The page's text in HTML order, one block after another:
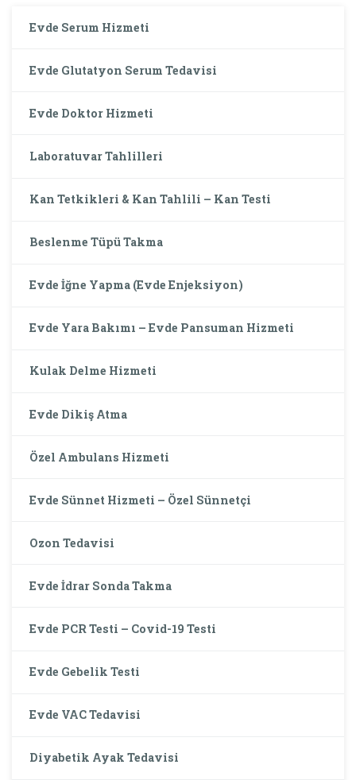
Evde Serum Hizmeti
Evde Glutatyon Serum Tedavisi
Evde Doktor Hizmeti
Laboratuvar Tahlilleri
Kan Tetkikleri & Kan Tahlili – Kan Testi
Beslenme Tüpü Takma
Evde İğne Yapma (Evde Enjeksiyon)
Evde Yara Bakımı – Evde Pansuman Hizmeti
Kulak Delme Hizmeti
Evde Dikiş Atma
Özel Ambulans Hizmeti
Evde Sünnet Hizmeti – Özel Sünnetçi
Ozon Tedavisi
Evde İdrar Sonda Takma
Evde PCR Testi – Covid-19 Testi
Evde Gebelik Testi
Evde VAC Tedavisi
Diyabetik Ayak Tedavisi